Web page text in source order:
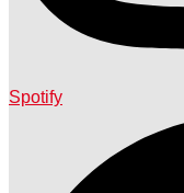
Spotify